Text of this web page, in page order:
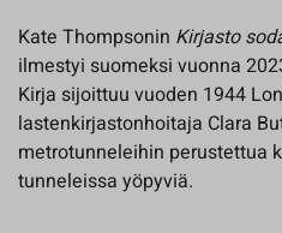
Kate Thompsonin Kirjasto
ilmestyi suomeksi vuonna
Kirja sijoittuu vuoden 1944
lastenkirjastonhoitaja Clara
metrotunneleihin perustettua
tunneleissa yöpyviä.